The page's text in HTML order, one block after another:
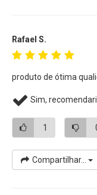
Rafael S.
produto de ótima
Sim,
1
Compartilhar...